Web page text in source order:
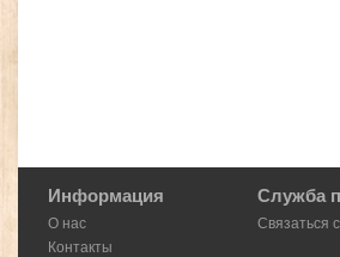
Информация
О нас
Контакты
Служба
Связаться